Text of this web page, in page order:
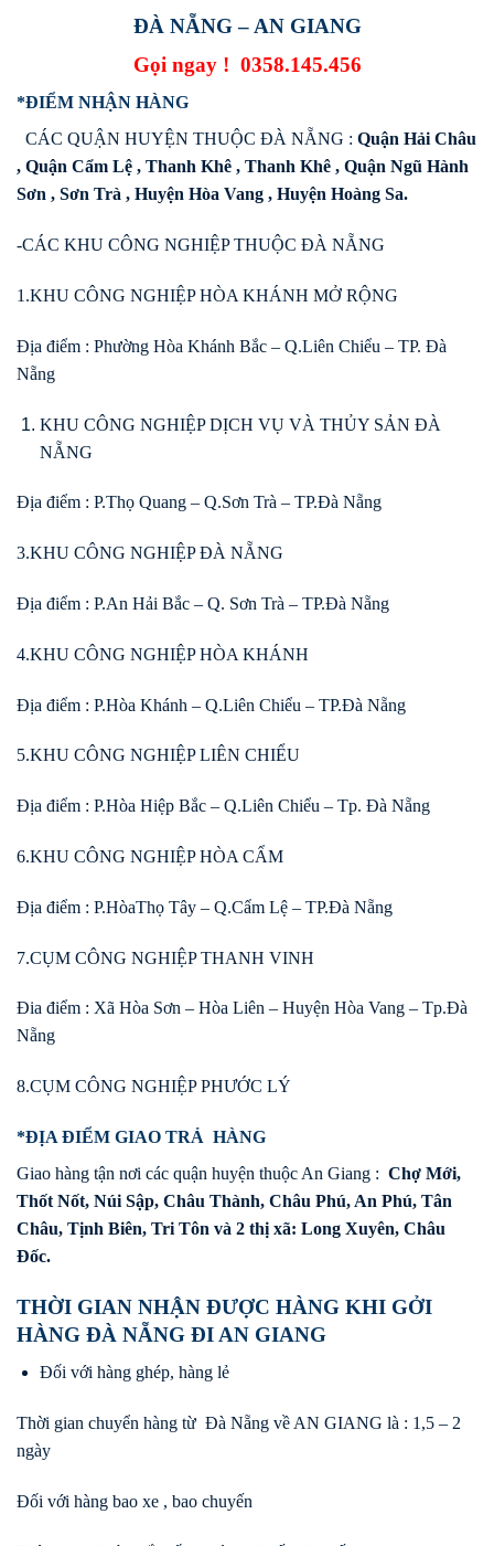
ĐÀ NẴNG – AN GIANG
Gọi ngay ! 0358.145.456
*ĐIỂM NHẬN HÀNG
CÁC QUẬN HUYỆN THUỘC ĐÀ NẴNG : Quận Hải Châu
, Quận Cẩm Lệ , Thanh Khê , Thanh Khê , Quận Ngũ Hành
Sơn , Sơn Trà , Huyện Hòa Vang , Huyện Hoàng Sa.
-CÁC KHU CÔNG NGHIỆP THUỘC ĐÀ NẴNG
1.KHU CÔNG NGHIỆP HÒA KHÁNH MỞ RỘNG
Địa điểm : Phường Hòa Khánh Bắc – Q.Liên Chiểu – TP. Đà
Nẵng
KHU CÔNG NGHIỆP DỊCH VỤ VÀ THỦY SẢN ĐÀ
NẴNG
Địa điểm : P.Thọ Quang – Q.Sơn Trà – TP.Đà Nẵng
3.KHU CÔNG NGHIỆP ĐÀ NẴNG
Địa điểm : P.An Hải Bắc – Q. Sơn Trà – TP.Đà Nẵng
4.KHU CÔNG NGHIỆP HÒA KHÁNH
Địa điểm : P.Hòa Khánh – Q.Liên Chiểu – TP.Đà Nẵng
5.KHU CÔNG NGHIỆP LIÊN CHIỂU
Địa điểm : P.Hòa Hiệp Bắc – Q.Liên Chiểu – Tp. Đà Nẵng
6.KHU CÔNG NGHIỆP HÒA CẨM
Địa điểm : P.HòaThọ Tây – Q.Cẩm Lệ – TP.Đà Nẵng
7.CỤM CÔNG NGHIỆP THANH VINH
Đia điểm : Xã Hòa Sơn – Hòa Liên – Huyện Hòa Vang – Tp.Đà
Nẵng
8.CỤM CÔNG NGHIỆP PHƯỚC LÝ
*ĐỊA ĐIỂM GIAO TRẢ HÀNG
Giao hàng tận nơi các quận huyện thuộc An Giang : Chợ Mới,
Thốt Nốt, Núi Sập, Châu Thành, Châu Phú, An Phú, Tân
Châu, Tịnh Biên, Tri Tôn và 2 thị xã: Long Xuyên, Châu
Đốc.
THỜI GIAN NHẬN ĐƯỢC HÀNG KHI GỞI
HÀNG ĐÀ NẴNG ĐI AN GIANG
Đối với hàng ghép, hàng lẻ
Thời gian chuyển hàng từ Đà Nẵng về AN GIANG là : 1,5 – 2
ngày
Đối với hàng bao xe , bao chuyến